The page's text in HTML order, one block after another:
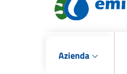
Azienda